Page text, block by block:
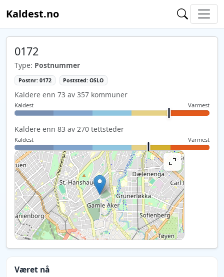
Kaldest.no
0172
Type: Postnummer
Postnr: 0172 Poststed: OSLO
Kaldere enn 73 av 357 kommuner
Kaldest Varmest
Kaldere enn 83 av 270 tettsteder
Kaldest Varmest
Været nå